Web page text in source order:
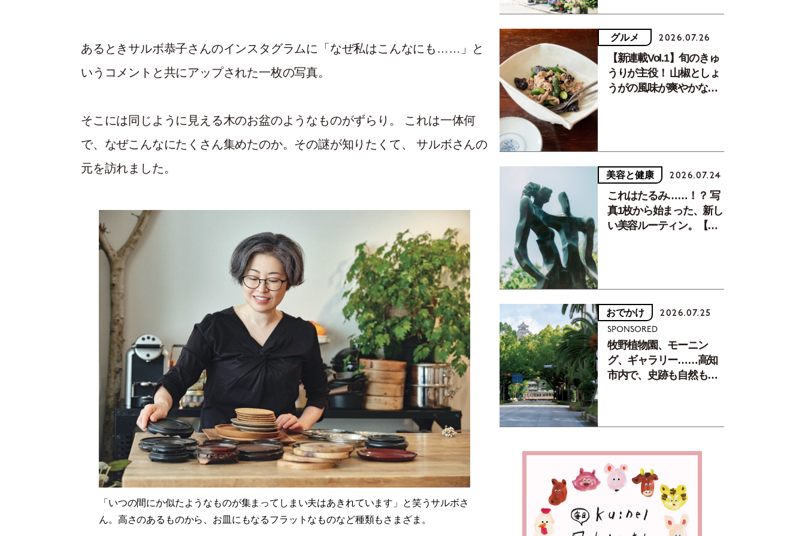
あるときサルボ恭子さんのインスタグラムに「なぜ私はこんなにも……」と
いうコメントと共にアップされた一枚の写真。
そこには同じように見える木のお盆のようなものがずらり。 これは一体何
で、なぜこんなにたくさん集めたのか。その謎が知りたくて、 サルボさんの
元を訪れました。
「いつの間にか似たようなものが集まってしまい夫はあきれています」と笑うサルボさ
ん。高さのあるものから、お皿にもなるフラットなものなど種類もさまざま。
グルメ 2026.07.26
【新連載Vol.1】旬のきゅ
うりが主役！ 山椒としょ
うがの風味が爽やかな、
美容と健康 2026.07.24
これはたるみ……！？ 写
真1枚から始まった、新し
い美容ルーティン。【中
おでかけ 2026.07.25
SPONSORED
牧野植物園、モーニン
グ、ギャラリー……高知
市内で、史跡も自然もグ